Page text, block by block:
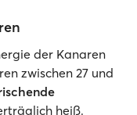
der Kanaren
zwischen 27 und
heiß.